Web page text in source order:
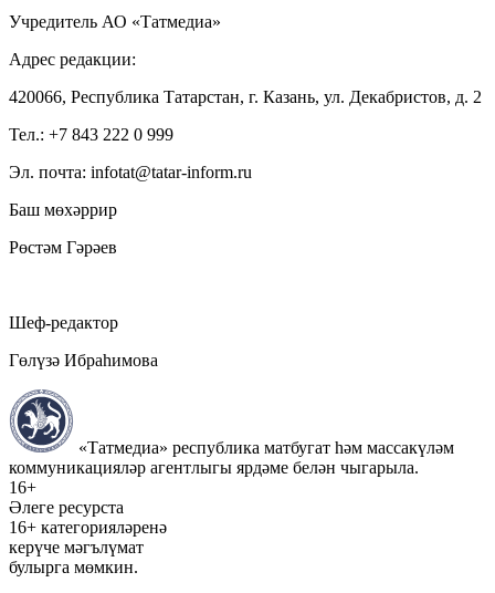
Учредитель АО «Татмедиа»
Адрес редакции:
420066, Республика Татарстан, г. Казань, ул. Декабристов, д. 2
Тел.: +7 843 222 0 999
Эл. почта: infotat@tatar-inform.ru
Баш мөхәррир
Рөстәм Гәрәев
Шеф-редактор
Гөлүзә Ибраһимова
«Татмедиа» республика матбугат һәм массакүләм
коммуникацияләр агентлыгы ярдәме белән чыгарыла.
16+
Әлеге ресурста
16+ категорияләренә
керүче мәгълүмат
булырга мөмкин.